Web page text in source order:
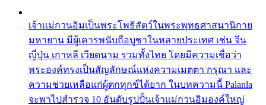
เจ้าแม่กวนอิมเป็นพระโพธิสัตว์ในพระพุทธศาสนานิกาย
มหายาน มีผู้เคารพนับถือบูชาในหลายประเทศ เช่น จีน
ญี่ปุ่น เกาหลี เวียดนาม รวมทั้งไทย โดยมีความเชื่อว่า
พระองค์ทรงเป็นสัญลักษณ์แห่งความเมตตา กรุณา และ
ความช่วยเหลือแก่ผู้ตกทุกข์ได้ยาก ในบทความนี้ Palanla
จะพาไปสำรวจ 10 อันดับรูปปั้นเจ้าแม่กวนอิมองค์ใหญ่